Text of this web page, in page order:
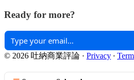
Ready for more?
© 2026 吐納商業評論 · Privacy ∙